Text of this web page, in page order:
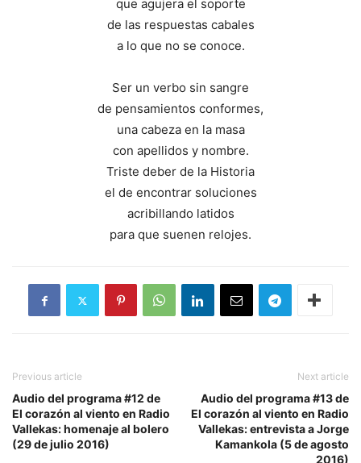
que agujera el soporte
de las respuestas cabales
a lo que no se conoce.
Ser un verbo sin sangre
de pensamientos conformes,
una cabeza en la masa
con apellidos y nombre.
Triste deber de la Historia
el de encontrar soluciones
acribillando latidos
para que suenen relojes.
Previous article
Audio del programa #12 de
El corazón al viento en Radio
Vallekas: homenaje al bolero
(29 de julio 2016)
Next article
Audio del programa #13 de
El corazón al viento en Radio
Vallekas: entrevista a Jorge
Kamankola (5 de agosto
2016)